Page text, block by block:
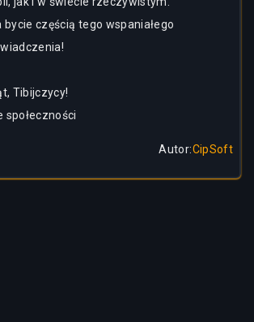
bycie częścią tego wspaniałego
Tibijczycy!
społeczności
Autor:CipSoft